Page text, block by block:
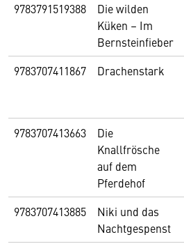
9783791519388
Die wilden
Küken – Im
Bernsteinfieber
9783707411867 Drachenstark
9783707413663
Die
Knallfrösche
auf dem
Pferdehof
9783707413885
Niki und das
Nachtgespenst